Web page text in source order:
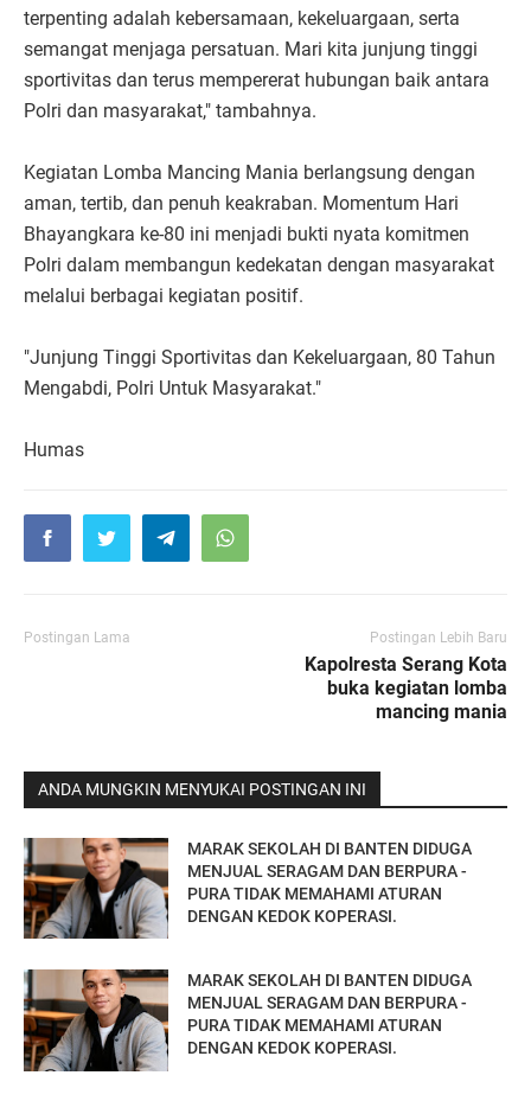
terpenting adalah kebersamaan, kekeluargaan, serta
semangat menjaga persatuan. Mari kita junjung tinggi
sportivitas dan terus mempererat hubungan baik antara
Polri dan masyarakat," tambahnya.
Kegiatan Lomba Mancing Mania berlangsung dengan
aman, tertib, dan penuh keakraban. Momentum Hari
Bhayangkara ke-80 ini menjadi bukti nyata komitmen
Polri dalam membangun kedekatan dengan masyarakat
melalui berbagai kegiatan positif.
"Junjung Tinggi Sportivitas dan Kekeluargaan, 80 Tahun
Mengabdi, Polri Untuk Masyarakat."
Humas
Postingan Lama Postingan Lebih Baru
Kapolresta Serang Kota
buka kegiatan lomba
mancing mania
ANDA MUNGKIN MENYUKAI POSTINGAN INI
MARAK SEKOLAH DI BANTEN DIDUGA
MENJUAL SERAGAM DAN BERPURA -
PURA TIDAK MEMAHAMI ATURAN
DENGAN KEDOK KOPERASI.
MARAK SEKOLAH DI BANTEN DIDUGA
MENJUAL SERAGAM DAN BERPURA -
PURA TIDAK MEMAHAMI ATURAN
DENGAN KEDOK KOPERASI.